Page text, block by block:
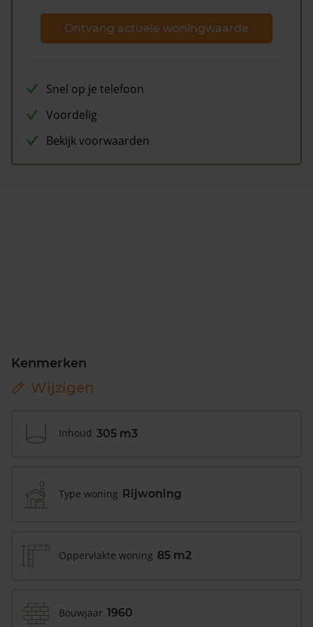
Ontvang actuele woningwaarde
Snel op je telefoon
Voordelig
Bekijk voorwaarden
Kenmerken
Wijzigen
Inhoud 305 m3
Type woning Rijwoning
Oppervlakte woning 85 m2
Bouwjaar 1960